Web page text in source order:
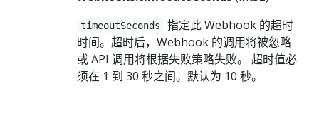
timeoutSeconds
指定此 Webhook 的超时
时间。超时后，Webhook 的调用将被忽略
或 API 调用将根据失败策略失败。 超时值必
须在 1 到 30 秒之间。默认为 10 秒。